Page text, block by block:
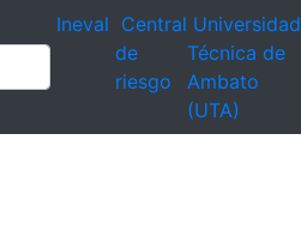
Ineval Central
de
riesgo
Universidad
Técnica de
Ambato
(UTA)